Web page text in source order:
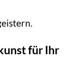
für Ihr